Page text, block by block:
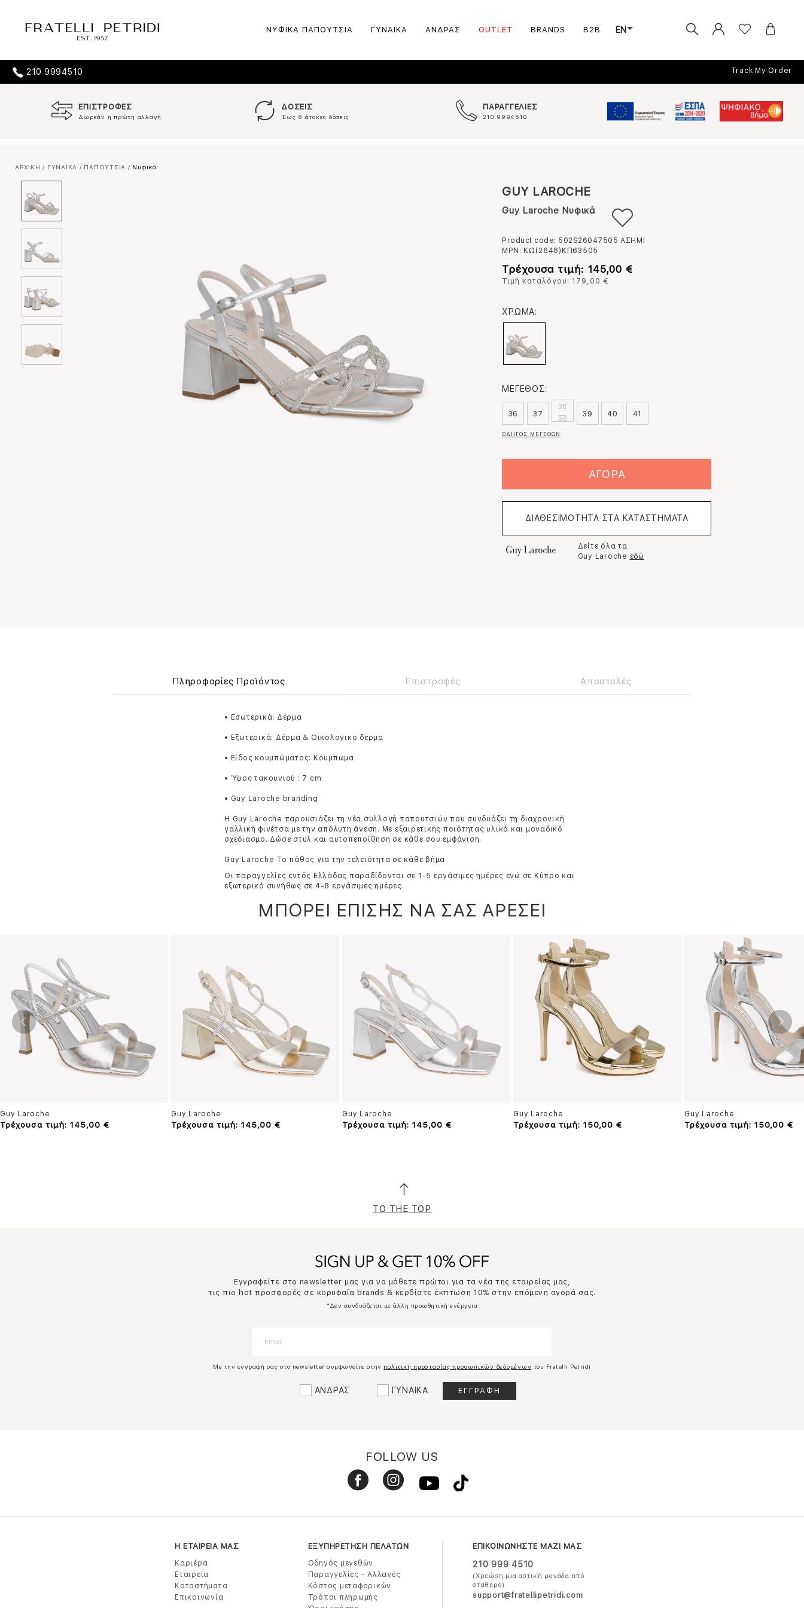
ΝΥΦΙΚΑ ΠΑΠΟΥΤΣΙΑ ΓΥΝΑΙΚΑ ΑΝΔΡΑΣ OUTLET BRANDS B2B EN
210 9994510 Track My Order
ΕΠΙΣΤΡΟΦΕΣ
Δωρεάν η πρώτη αλλαγή
ΔΟΣΕΙΣ
Έως 6 άτοκες δόσεις
ΠΑΡΑΓΓΕΛΙΕΣ
210 9994510
ΑΡΧΙΚΗ / ΓΥΝΑΙΚΑ / ΠΑΠΟΥΤΣΙΑ / Νυφικά
GUY LAROCHE
Guy Laroche Νυφικά
Product code: 502S26047505 ΑΣΗΜΙ
MPN: ΚΩ(2648)ΚΠ63505
Τρέχουσα τιμή: 145,00 €
Τιμή καταλόγου: 179,00 €
ΧΡΩΜΑ:
ΜΕΓΕΘΟΣ:
36 37
38
39
40 41
ΟΔΗΓΟΣ ΜΕΓΕΘΩΝ
ΑΓΟΡΑ
ΔΙΑΘΕΣΙΜΟΤΗΤΑ ΣΤΑ ΚΑΤΑΣΤΗΜΑΤΑ
Δείτε όλα τα
Guy Laroche εδώ
Πληροφορίες Προϊόντος Επιστροφές Αποστολές
• Εσωτερικά: Δέρμα
• Εξωτερικά: Δέρμα & Οικολογικο δερμα
• Είδος κουμπώματος: Κουμπωμα
• Ύψος τακουνιού : 7 cm
• Guy Laroche branding
Η Guy Laroche παρουσιάζει τη νέα συλλογή παπουτσιών που συνδυάζει τη διαχρονική
γαλλική φινέτσα με την απόλυτη άνεση. Με εξαιρετικής ποιότητας υλικά και μοναδικό
σχεδιασμo. Δώσε στυλ και αυτοπεποίθηση σε κάθε σου εμφάνιση.
Guy Laroche Το πάθος για την τελειότητα σε κάθε βήμα
Οι παραγγελίες εντός Ελλάδας παραδίδονται σε 1-5 εργάσιμες ημέρες ενώ σε Κύπρο και
εξωτερικό συνήθως σε 4-8 εργάσιμες ημέρες.
ΜΠΟΡΕΙ ΕΠΙΣΗΣ ΝΑ ΣΑΣ ΑΡΕΣΕΙ
Guy Laroche
Τρέχουσα τιμή: 145,00 €
Guy Laroche
Τρέχουσα τιμή: 145,00 €
Guy Laroche
Τρέχουσα τιμή: 145,00 €
Guy Laroche
Τρέχουσα τιμή: 150,00 €
Guy Laroche
Τρέχουσα τιμή: 150,00 €
TO THE TOP
Εγγραφείτε στο newsletter μας για να μάθετε πρώτοι για τα νέα της εταιρείας μας,
τις πιο hot προσφορές σε κορυφαία brands & κερδίστε έκπτωση 10% στην επόμενη αγορά σας.
*Δεν συνδυάζεται με άλλη προωθητική ενέργεια
Με την εγγραφή σας στο newsletter συμφωνείτε στηνπολιτική προστασίας προσωπικών δεδομένων του Fratelli Petridi
ΑΝΔΡΑΣ ΓΥΝΑΙΚΑ
FOLLOW US
Η ΕΤΑΙΡΕΙΑ ΜΑΣ
Καριέρα
Εταιρεία
Καταστήματα
Επικοινωνία
ΕΞΥΠΗΡΕΤΗΣΗ ΠΕΛΑΤΩΝ
Οδηγός μεγεθών
Παραγγελίες - Αλλαγές
Κόστος μεταφορικών
Τρόποι πληρωμής
ΕΠΙΚΟΙΝΩΝΗΣΤΕ ΜΑΖΙ ΜΑΣ
210 999 4510
(Χρεώση μια αστική μονάδα από
σταθερό)
support@fratellipetridi.com